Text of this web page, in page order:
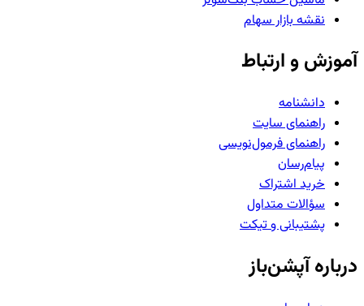
نقشه بازار سهام
آموزش و ارتباط
دانشنامه
راهنمای سایت
راهنمای فرمول‌نویسی
پیام‌رسان
خرید اشتراک
سؤالات متداول
پشتیبانی و تیکت
درباره آپشن‌باز